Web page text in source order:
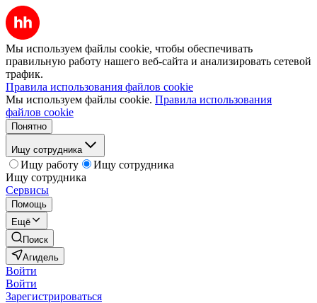
Мы используем файлы cookie, чтобы обеспечивать
правильную работу нашего веб-сайта и анализировать сетевой
трафик.
Правила использования файлов cookie
Мы используем файлы cookie. Правила использования
файлов cookie
Понятно
Ищу сотрудника
Ищу работу
Ищу сотрудника
Ищу сотрудника
Сервисы
Помощь
Ещё
Поиск
Агидель
Войти
Войти
Зарегистрироваться